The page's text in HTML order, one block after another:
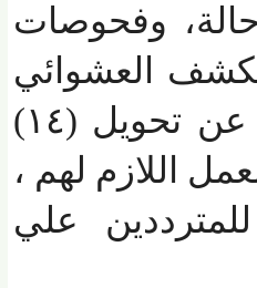
وعمل أشعة لعدد (٣٣) حالة، وفحوصات
الكشف العشوائي
للضغط والسكر لـ (١٨) حالة ، فضلا عن تحويل (١٤)
اللازم لهم ،
علي